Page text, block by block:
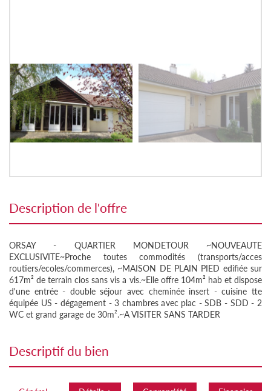
description de l'offre
ORSAY - QUARTIER MONDETOUR ~NOUVEAUTE
EXCLUSIVITE~Proche toutes commodités (transports/acces
routiers/ecoles/commerces), ~MAISON DE PLAIN PIED edifiée sur
617m² de terrain clos sans vis a vis.~Elle offre 104m² hab et dispose
d'une entrée - double séjour avec cheminée insert - cuisine tte
équipée US - dégagement - 3 chambres avec plac - SDB - SDD - 2
WC et grand garage de 30m².~A VISITER SANS TARDER
descriptif du bien